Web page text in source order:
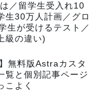
／留学生受入れ10
生30万人計画／グロ
生が受けるテスト／
級の違い)
無料版Astraカスタ
覧と個別記事ページ
こよく